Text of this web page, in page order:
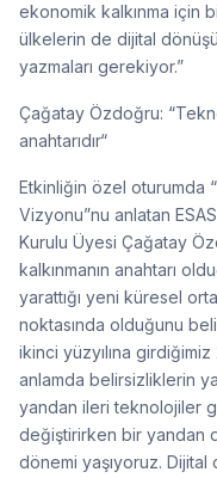
ekonomik kalkınma için
ülkelerin de dijital
yazmaları gerekiyor.”
Çağatay Özdoğru:
anahtarıdır“
Etkinliğin özel oturumda
Vizyonu”nu anlatan
Kurulu Üyesi Çağatay
kalkınmanın anahtarı
yarattığı yeni küresel
noktasında olduğunu
ikinci yüzyılına
anlamda belirsizliklerin
yandan ileri teknolojiler
değiştirirken bir yandan
dönemi yaşıyoruz. Dijital